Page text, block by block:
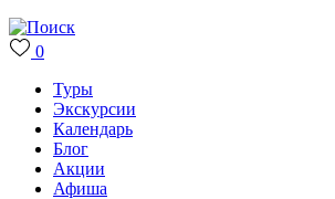
0
Туры
Экскурсии
Календарь
Блог
Акции
Афиша